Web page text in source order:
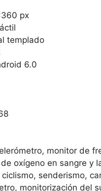
px
templado
6.0
monitor de
oxígeno en sangre
senderismo,
monitorización del